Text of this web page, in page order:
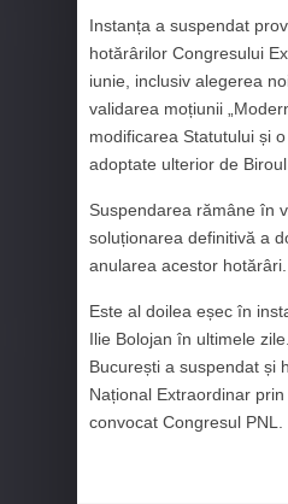
Instanța a suspendat
hotărârilor Congresului
iunie, inclusiv alegerea
validarea moțiunii
modificarea Statutului și
adoptate ulterior de
Suspendarea rămâne în
soluționarea definitivă a
anularea acestor hotărâri.
Este al doilea eșec în
Ilie Bolojan în ultimele
București a suspendat și
Național Extraordinar
convocat Congresul PNL.